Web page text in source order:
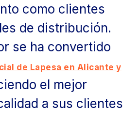
como clientes
de distribución.
se ha convertido
de Lapesa en Alicante y
el mejor
a sus clientes